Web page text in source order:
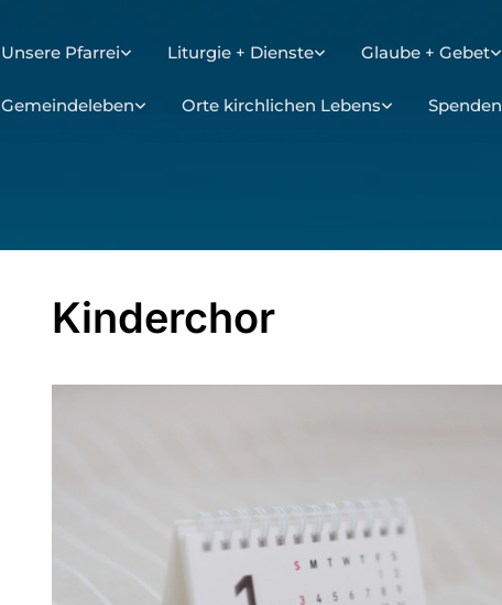
Unsere Pfarrei Liturgie + Dienste Glaube + Gebet
Gemeindeleben Orte kirchlichen Lebens Spenden
Kinderchor